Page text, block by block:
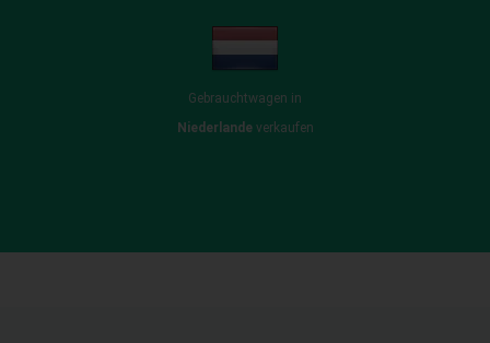
Gebrauchtwagen in
Niederlandeverkaufen